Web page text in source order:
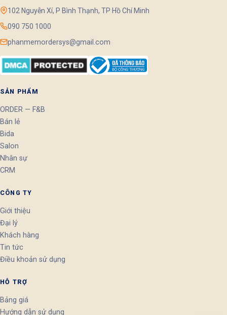
102 Nguyễn Xí, P Bình Thạnh, TP Hồ Chí Minh
090 750 1000
phanmemordersys@gmail.com
SẢN PHẨM
ORDER — F&B
Bán lẻ
Bida
Salon
Nhân sự
CRM
CÔNG TY
Giới thiệu
Đại lý
Khách hàng
Tin tức
Điều khoản sử dụng
HỖ TRỢ
Bảng giá
Hướng dẫn sử dụng